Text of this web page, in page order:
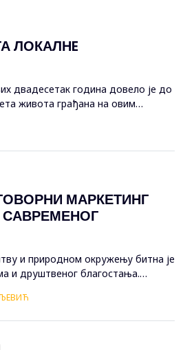
ЛОКАЛНE
двадесетак година довело је до
живота грађана на овим
у којој живе и реализују
МАРКЕТИНГ
и природном окружењу битна је
и друштвеног благостања.
према заједници и да се
али с...